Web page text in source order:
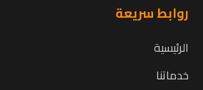
روابط سريعة
الرئيسية
خدماتنا